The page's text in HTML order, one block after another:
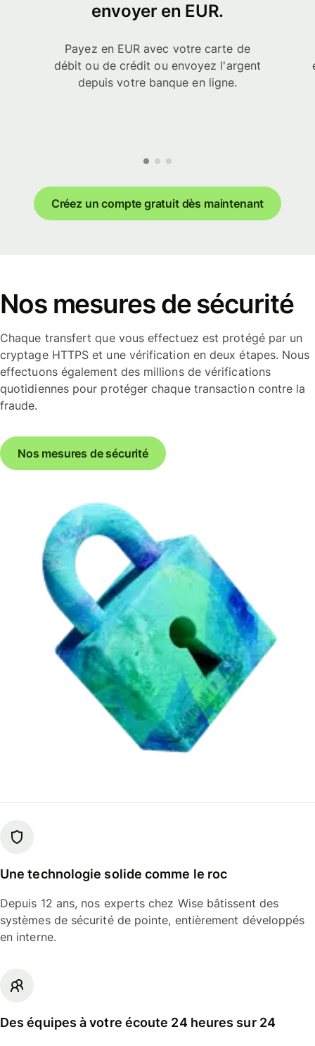
envoyer en EUR.
Payez en EUR avec votre carte de
débit ou de crédit ou envoyez l'argent
depuis votre banque en ligne.
Créez un compte gratuit dès maintenant
Nos mesures de sécurité
Chaque transfert que vous effectuez est protégé par un
cryptage HTTPS et une vérification en deux étapes. Nous
effectuons également des millions de vérifications
quotidiennes pour protéger chaque transaction contre la
fraude.
Nos mesures de sécurité
Une technologie solide comme le roc
Depuis 12 ans, nos experts chez Wise bâtissent des
systèmes de sécurité de pointe, entièrement développés
en interne.
Des équipes à votre écoute 24 heures sur 24